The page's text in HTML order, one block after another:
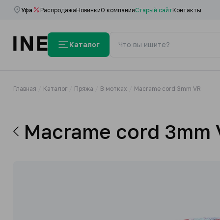
Уфа РаспродажаНовинкиО компанииСтарый сайтКонтакты
Каталог
Главная Каталог Пряжа В мотках Macrame cord 3mm VR
Macrame cord 3mm